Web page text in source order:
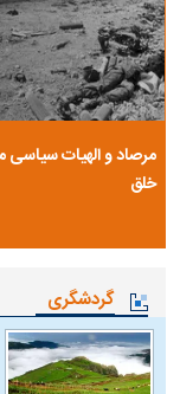
مرصاد و الهیات
خلق
گردشگری